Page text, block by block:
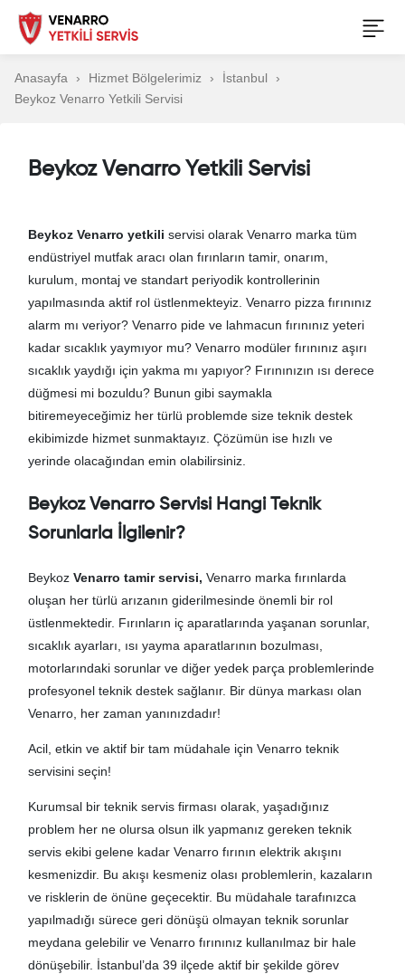
Anasayfa Hizmet Bölgelerimiz
İstanbul
Beykoz Venarro Yetkili Servisi
Beykoz Venarro Yetkili Servisi
Beykoz Venarro yetkili servisi olarak Venarro marka tüm
endüstriyel mutfak aracı olan fırınların tamir, onarım,
kurulum, montaj ve standart periyodik kontrollerinin
yapılmasında aktif rol üstlenmekteyiz. Venarro pizza fırınınız
alarm mı veriyor? Venarro pide ve lahmacun fırınınız yeteri
kadar sıcaklık yaymıyor mu? Venarro modüler fırınınız aşırı
sıcaklık yaydığı için yakma mı yapıyor? Fırınınızın ısı derece
düğmesi mi bozuldu? Bunun gibi saymakla
bitiremeyeceğimiz her türlü problemde size teknik destek
ekibimizde hizmet sunmaktayız. Çözümün ise hızlı ve
yerinde olacağından emin olabilirsiniz.
Beykoz Venarro Servisi Hangi Teknik
Sorunlarla İlgilenir?
Beykoz Venarro tamir servisi, Venarro marka fırınlarda
oluşan her türlü arızanın giderilmesinde önemli bir rol
üstlenmektedir. Fırınların iç aparatlarında yaşanan sorunlar,
sıcaklık ayarları, ısı yayma aparatlarının bozulması,
motorlarındaki sorunlar ve diğer yedek parça problemlerinde
profesyonel teknik destek sağlanır. Bir dünya markası olan
Venarro, her zaman yanınızdadır!
Acil, etkin ve aktif bir tam müdahale için Venarro teknik
servisini seçin!
Kurumsal bir teknik servis firması olarak, yaşadığınız
problem her ne olursa olsun ilk yapmanız gereken teknik
servis ekibi gelene kadar Venarro fırının elektrik akışını
kesmenizdir. Bu akışı kesmeniz olası problemlerin, kazaların
ve risklerin de önüne geçecektir. Bu müdahale tarafınızca
yapılmadığı sürece geri dönüşü olmayan teknik sorunlar
meydana gelebilir ve Venarro fırınınız kullanılmaz bir hale
dönüşebilir. İstanbul’da 39 ilçede aktif bir şekilde görev